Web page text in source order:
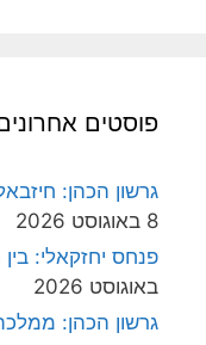
פוסטים
גרשון הכהן:
8 באוגוסט 2026
פנחס יחזקאלי:
באוגוסט 2026
גרשון הכהן: